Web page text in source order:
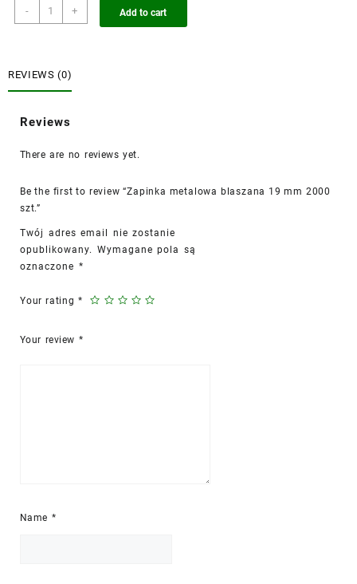
-
Zapinka
metalowa
mm
2000
quantity
+ Add to cart
REVIEWS (0)
Reviews
There are no reviews yet.
Be the first to review “Zapinka metalowa blaszana 19 mm 2000
szt.”
Twój adres email nie zostanie
opublikowany. Wymagane pola są
oznaczone *
Your rating *
Your review *
Name *